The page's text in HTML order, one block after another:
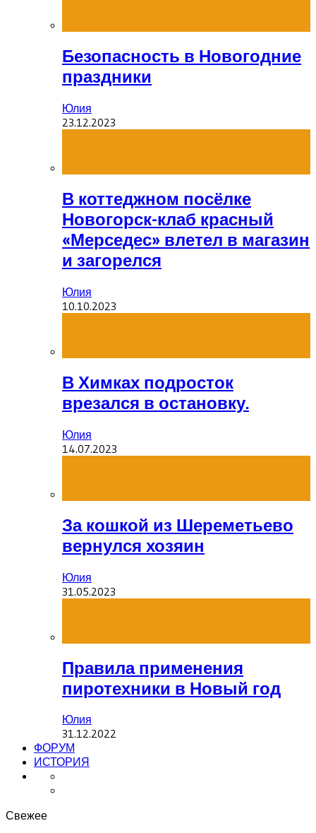
Безопасность в Новогодние
праздники
Юлия
23.12.2023
В коттеджном посёлке
Новогорск-клаб красный
«Мерседес» влетел в магазин
и загорелся
Юлия
10.10.2023
В Химках подросток
врезался в остановку.
Юлия
14.07.2023
За кошкой из Шереметьево
вернулся хозяин
Юлия
31.05.2023
Правила применения
пиротехники в Новый год
Юлия
31.12.2022
ФОРУМ
ИСТОРИЯ
Свежее